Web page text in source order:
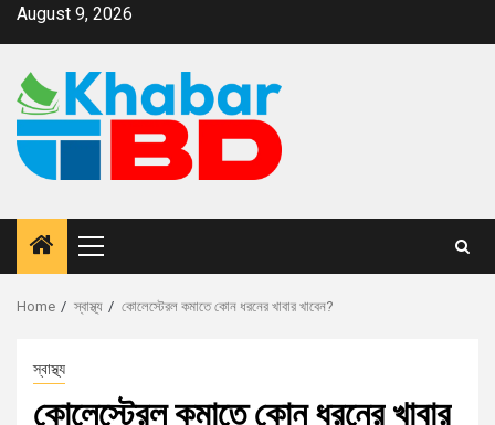
August 9, 2026
Home স্বাস্থ্য কোলেস্টেরল কমাতে কোন ধরনের খাবার খাবেন?
স্বাস্থ্য
কোলেস্টেরল কমাতে কোন ধরনের খাবার